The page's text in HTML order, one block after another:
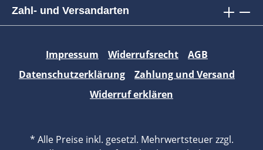
Zahl- und Versandarten
Impressum Widerrufsrecht
AGB
Datenschutzerklärung
Zahlung und Versand
Widerruf erklären
* Alle Preise inkl. gesetzl. Mehrwertsteuer zzgl.